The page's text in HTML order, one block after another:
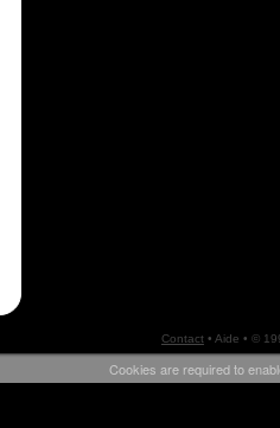
Contact• Aide • ©
Cookies are required to